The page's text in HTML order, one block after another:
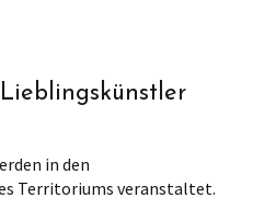
in den
Territoriums veranstaltet.